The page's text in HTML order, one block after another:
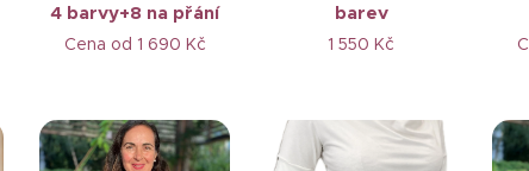
4 barvy+8 na přání
Cena od 1 690 Kč
barev
1 550 Kč